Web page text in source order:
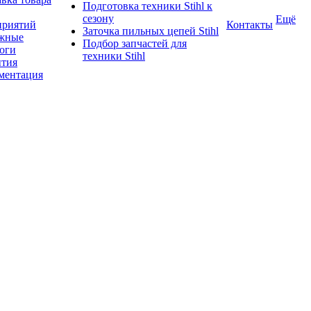
Подготовка техники Stihl к
сезону
Заточка пильных цепей Stihl
Подбор запчастей для
техники Stihl
Контакты Ещё